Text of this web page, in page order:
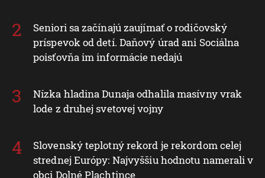
Seniori sa začínajú zaujímať o rodičovský
príspevok od detí. Daňový úrad ani Sociálna
poisťovňa im informácie nedajú
Nízka hladina Dunaja odhalila masívny vrak
lode z druhej svetovej vojny
Slovenský teplotný rekord je rekordom celej
strednej Európy: Najvyššiu hodnotu namerali v
obci Dolné Plachtince